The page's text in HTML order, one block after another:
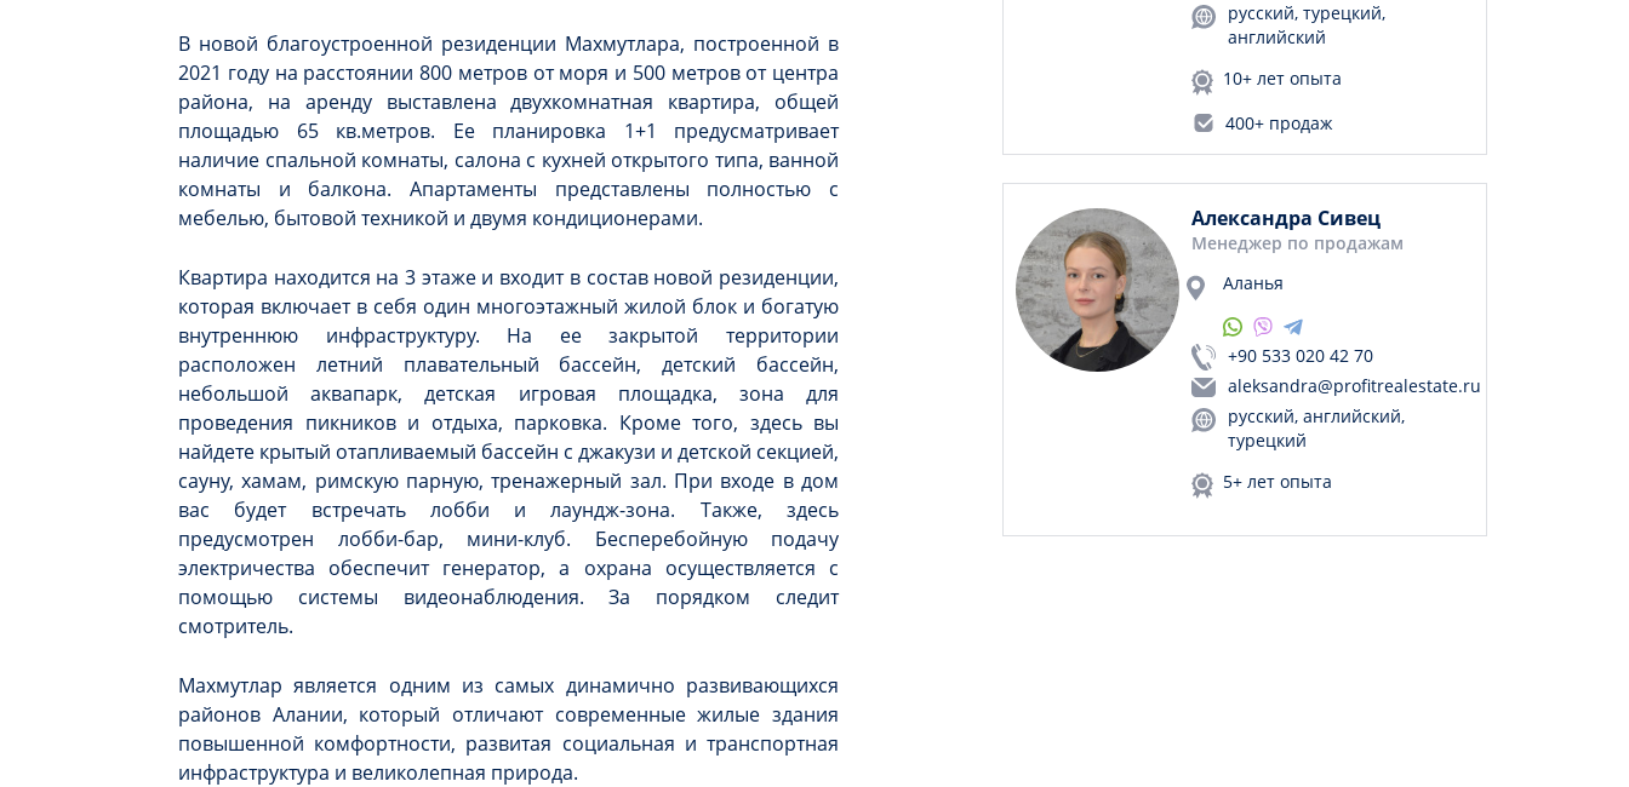
В новой благоустроенной резиденции Махмутлара, построенной в
2021 году на расстоянии 800 метров от моря и 500 метров от центра
района, на аренду выставлена двухкомнатная квартира, общей
площадью 65 кв.метров. Ее планировка 1+1 предусматривает
наличие спальной комнаты, салона с кухней открытого типа, ванной
комнаты и балкона. Апартаменты представлены полностью с
мебелью, бытовой техникой и двумя кондиционерами.
Квартира находится на 3 этаже и входит в состав новой резиденции,
которая включает в себя один многоэтажный жилой блок и богатую
внутреннюю инфраструктуру. На ее закрытой территории
расположен летний плавательный бассейн, детский бассейн,
небольшой аквапарк, детская игровая площадка, зона для
проведения пикников и отдыха, парковка. Кроме того, здесь вы
найдете крытый отапливаемый бассейн с джакузи и детской секцией,
сауну, хамам, римскую парную, тренажерный зал. При входе в дом
вас будет встречать лобби и лаундж-зона. Также, здесь
предусмотрен лобби-бар, мини-клуб. Бесперебойную подачу
электричества обеспечит генератор, а охрана осуществляется с
помощью системы видеонаблюдения. За порядком следит
смотритель.
Махмутлар является одним из самых динамично развивающихся
районов Алании, который отличают современные жилые здания
повышенной комфортности, развитая социальная и транспортная
инфраструктура и великолепная природа.
русский, турецкий,
английский
10+ лет опыта
400+ продаж
Александра Сивец
Менеджер по продажам
Аланья
+90 533 020 42 70
aleksandra@profitrealestate.ru
русский, английский,
турецкий
5+ лет опыта